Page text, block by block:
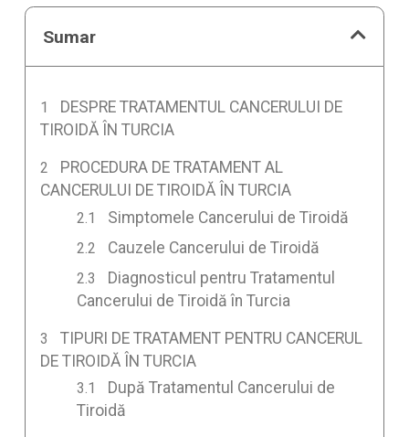
Sumar
DESPRE TRATAMENTUL CANCERULUI DE
TIROIDĂ ÎN TURCIA
PROCEDURA DE TRATAMENT AL
CANCERULUI DE TIROIDĂ ÎN TURCIA
Simptomele Cancerului de Tiroidă
Cauzele Cancerului de Tiroidă
Diagnosticul pentru Tratamentul
Cancerului de Tiroidă în Turcia
TIPURI DE TRATAMENT PENTRU CANCERUL
DE TIROIDĂ ÎN TURCIA
După Tratamentul Cancerului de
Tiroidă